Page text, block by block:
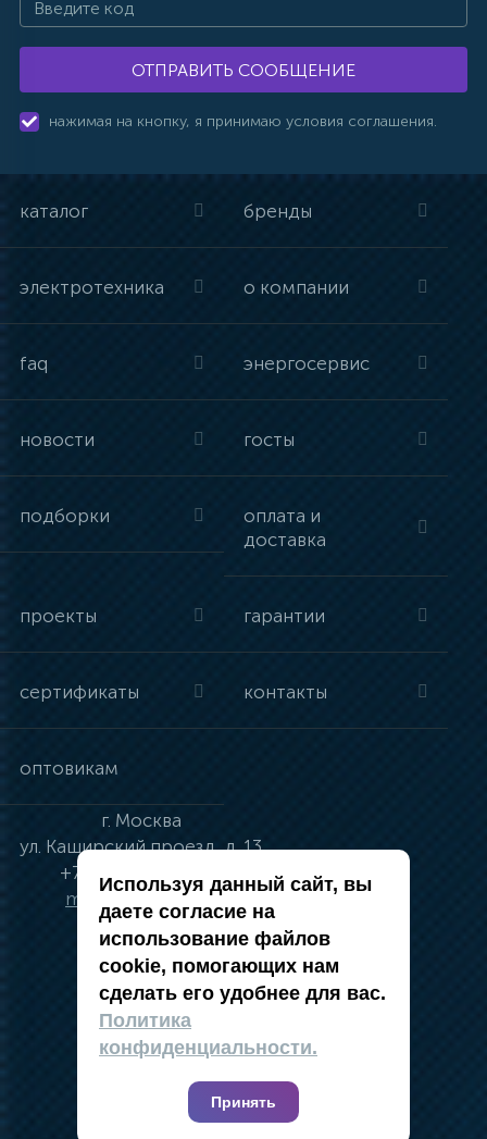
ОТПРАВИТЬ СООБЩЕНИЕ
нажимая на кнопку, я принимаю условия соглашения.
каталог бренды
электротехника о компании
faq энергосервис
новости госты
подборки
оплата и
доставка
проекты гарантии
сертификаты контакты
оптовикам
г. Москва
ул. Каширский проезд, д. 13
+7 (495) 134-41-83
moskva@vincci.ru
политика в отношении обработки
персональных данных
публичная оферта
карта сайта
2019 — 2026 @ Компания Vincci
Используя данный сайт, вы
даете согласие на
использование файлов
cookie, помогающих нам
сделать его удобнее для вас.
Политика
конфиденциальности.
Принять